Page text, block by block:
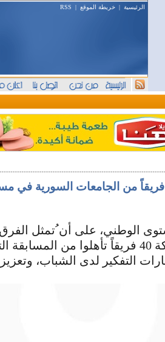
الرئيسية | خريطة الموقع |
RSS
إلى 16 فريقاً في المسابقة خلال كانون
التفكير لدى الشباب،